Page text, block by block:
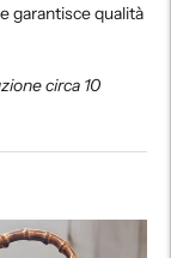
garantisce qualità
circa 10